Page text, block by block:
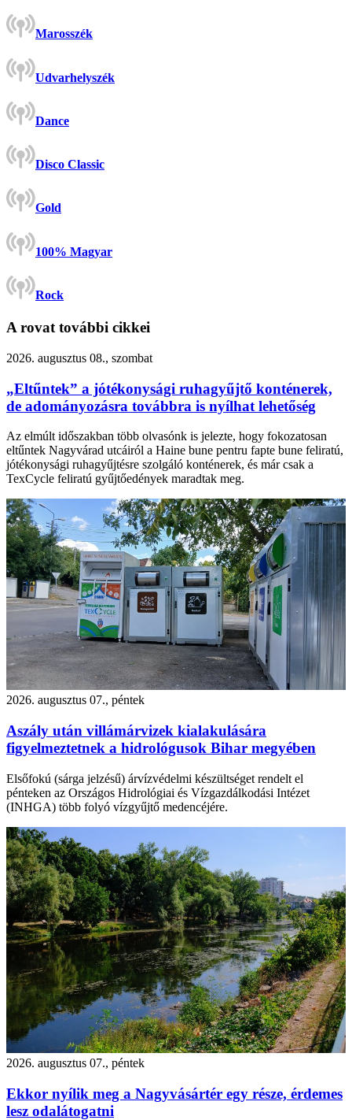
Marosszék
Udvarhelyszék
Dance
Disco Classic
Gold
100% Magyar
Rock
A rovat további cikkei
2026. augusztus 08., szombat
„Eltűntek” a jótékonysági ruhagyűjtő konténerek,
de adományozásra továbbra is nyílhat lehetőség
Az elmúlt időszakban több olvasónk is jelezte, hogy fokozatosan
eltűntek Nagyvárad utcáiról a Haine bune pentru fapte bune feliratú,
jótékonysági ruhagyűjtésre szolgáló konténerek, és már csak a
TexCycle feliratú gyűjtőedények maradtak meg.
2026. augusztus 07., péntek
Aszály után villámárvizek kialakulására
figyelmeztetnek a hidrológusok Bihar megyében
Elsőfokú (sárga jelzésű) árvízvédelmi készültséget rendelt el
pénteken az Országos Hidrológiai és Vízgazdálkodási Intézet
(INHGA) több folyó vízgyűjtő medencéjére.
2026. augusztus 07., péntek
Ekkor nyílik meg a Nagyvásártér egy része, érdemes
lesz odalátogatni